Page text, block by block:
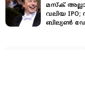
മസ്‌ക്‌
വലിയ
ബില്യണ്‍